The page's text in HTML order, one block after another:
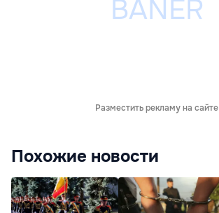
Разместить рекламу на сайте
Похожие новости